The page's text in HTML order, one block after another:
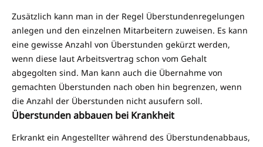
Zusätzlich kann man in der Regel Überstundenregelungen
anlegen und den einzelnen Mitarbeitern zuweisen. Es kann
eine gewisse Anzahl von Überstunden gekürzt werden,
wenn diese laut Arbeitsvertrag schon vom Gehalt
abgegolten sind. Man kann auch die Übernahme von
gemachten Überstunden nach oben hin begrenzen, wenn
die Anzahl der Überstunden nicht ausufern soll.
Überstunden abbauen bei Krankheit
Erkrankt ein Angestellter während des Überstundenabbaus,